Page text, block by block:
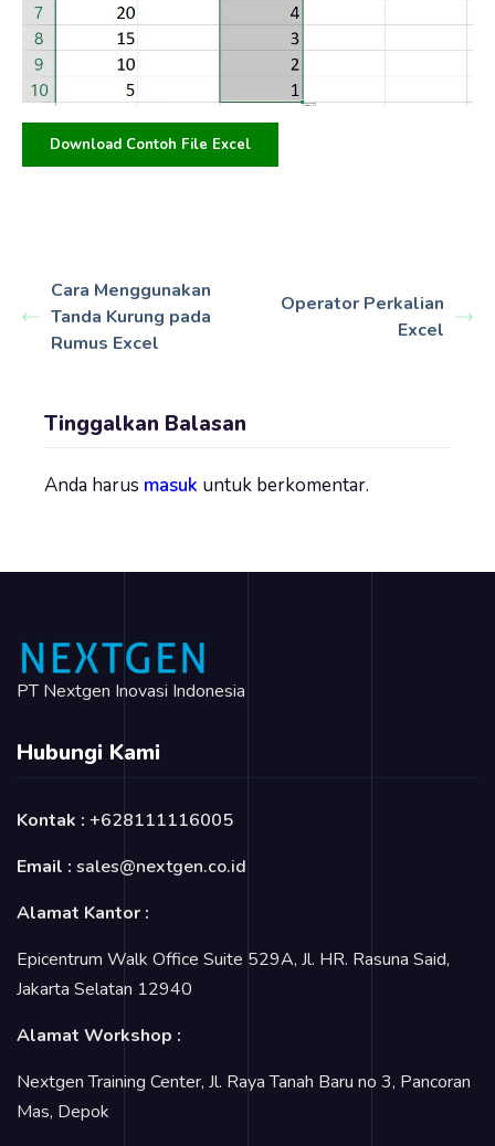
Download Contoh File Excel
Cara Menggunakan
Tanda Kurung pada
Rumus Excel
Operator Perkalian
Excel
Tinggalkan Balasan
Anda harus masuk untuk berkomentar.
PT Nextgen Inovasi Indonesia
Hubungi Kami
Kontak : +628111116005
Email : sales@nextgen.co.id
Alamat Kantor :
Epicentrum Walk Office Suite 529A, Jl. HR. Rasuna Said,
Jakarta Selatan 12940
Alamat Workshop :
Nextgen Training Center, Jl. Raya Tanah Baru no 3, Pancoran
Mas, Depok